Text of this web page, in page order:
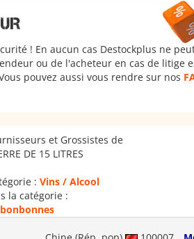
! En aucun cas Destockplus ne
ou de l'acheteur en cas de litige
pouvez aussi vous rendre sur nos
et Grossistes de
DE 15 LITRES
: Vins / Alcool
la catégorie :
bonbonnes